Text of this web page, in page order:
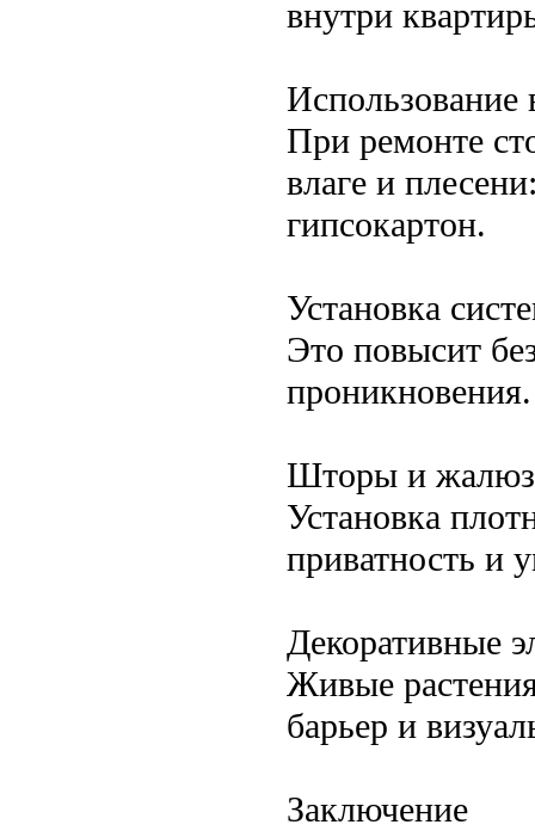
внутри
Использование
При ремонте
влаге и
гипсокартон.
Установка
Это повысит
проникновения.
Шторы и
Установка
приватность и
Декоративные
Живые
барьер и
Заключение